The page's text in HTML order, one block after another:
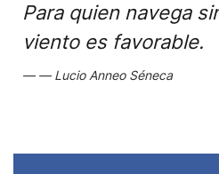
Para quien navega
viento es favorable.
Lucio Anneo Séneca